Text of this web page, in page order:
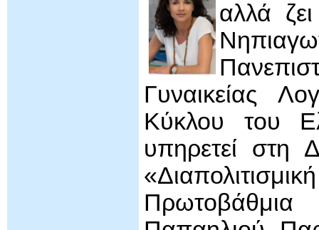
αλλά
Γυναικείας
Κύκλου του
υπηρετεί στη